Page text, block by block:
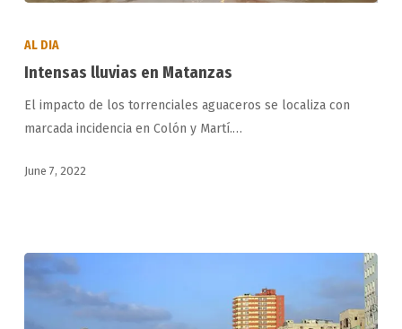
Matanzas
AL DIA
Intensas lluvias en Matanzas
El impacto de los torrenciales aguaceros se localiza con
marcada incidencia en Colón y Martí.…
June 7, 2022